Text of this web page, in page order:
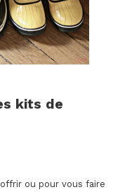
kits de
ou pour vous faire